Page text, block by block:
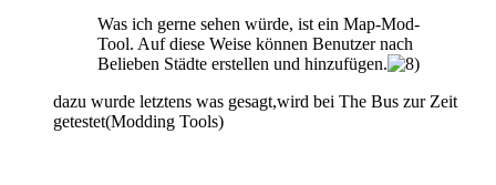
Was ich gerne sehen würde, ist ein Map-Mod-
Tool. Auf diese Weise können Benutzer nach
Belieben Städte erstellen und hinzufügen.
dazu wurde letztens was gesagt,wird bei The Bus zur Zeit
getestet(Modding Tools)